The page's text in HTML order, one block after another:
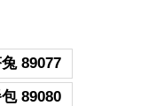
89077
89080